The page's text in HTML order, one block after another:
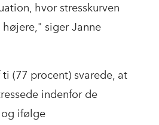
hvor stresskurven
siger Janne
(77 procent) svarede, at
indenfor de
og ifølge